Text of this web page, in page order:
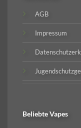
AGB
Impressum
BeliebteVapes